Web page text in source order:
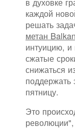
каждой
решать
метан
интуицию, и
сжатые
снижаться
поддержать
пятницу.
Это